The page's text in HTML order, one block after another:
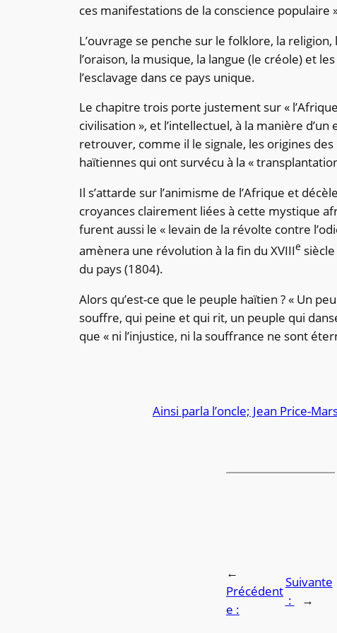
ces manifestations de la conscience populaire
L’ouvrage se penche sur le folklore, la religion,
l’oraison, la musique, la langue (le créole) et
l’esclavage dans ce pays unique.
Le chapitre trois porte justement sur «
civilisation », et l’intellectuel, à la manière
retrouver, comme il le signale, les origines
haïtiennes qui ont survécu à la «
Il s’attarde sur l’animisme de l’Afrique et
croyances clairement liées à cette mystique
furent aussi le « levain de la révolte contre
amènera une révolution à la fin du XVIIIe
du pays (1804).
Alors qu’est-ce que le peuple haïtien ? « Un
souffre, qui peine et qui rit, un peuple qui
que « ni l’injustice, ni la souffrance ne sont
Ainsi parla l’oncle; Jean Price-
←
Précédent
e :
Suivante
:
→